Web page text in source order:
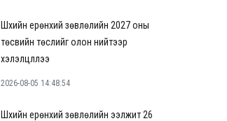
Шүүхийн ерөнхий зөвлөлийн 2027 оны
төсвийн төслийг олон нийтээр
хэлэлцүүллээ
2026-08-05 14:48:54
Шүүхийн ерөнхий зөвлөлийн ээлжит 26